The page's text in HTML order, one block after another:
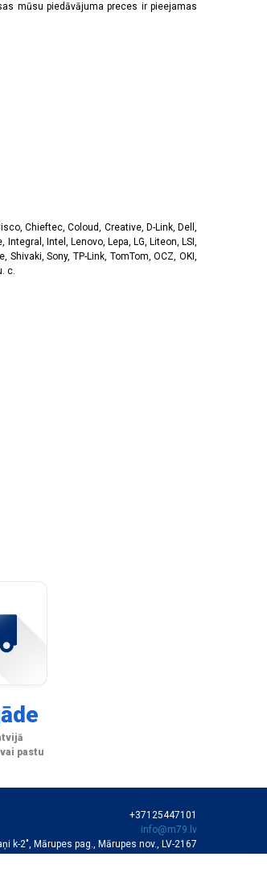
mūsu piedāvājuma preces ir pieejamas
Chieftec, Coloud, Creative, D-Link, Dell,
Intel, Lenovo, Lepa, LG, Liteon, LSI,
Sony, TP-Link, TomTom, OCZ, OKI,
c.
pastu
+37125447101
info@m79.lv
k-2", Mārupes pag., Mārupes nov., LV-2167